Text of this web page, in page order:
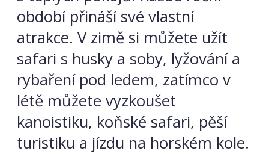
období přináší své vlastní
atrakce. V zimě si můžete užít
safari s husky a soby, lyžování a
rybaření pod ledem, zatímco v
létě můžete vyzkoušet
kanoistiku, koňské safari, pěší
turistiku a jízdu na horském kole.